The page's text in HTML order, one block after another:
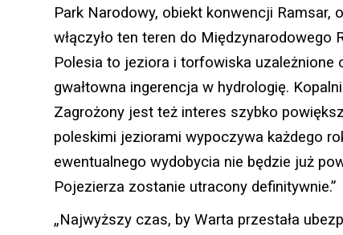
Park Narodowy, obiekt konwencji Ramsar,
włączyło ten teren do Międzynarodowego
Polesia to jeziora i torfowiska uzależnione
gwałtowna ingerencja w hydrologię.
Zagrożony jest też interes szybko
poleskimi jeziorami wypoczywa każdego
ewentualnego wydobycia nie będzie już
Pojezierza zostanie utracony definitywnie.”
„Najwyższy czas, by Warta przestała